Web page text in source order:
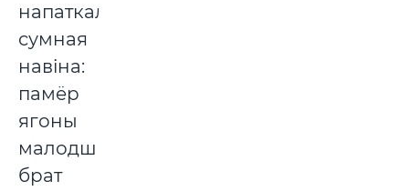
напаткала
сумная
навіна:
памёр
ягоны
малодшы
брат